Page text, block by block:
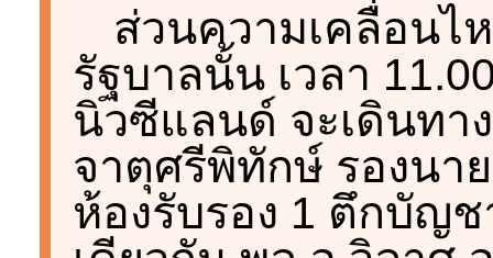
ส่วนความเคลื่อนไ
รัฐบาลนั้น เวลา
นิวซีแลนด์ จะเดินทา
จาตุศรีพิทักษ์ รองนา
ห้องรับรอง 1 ตึกบัญช